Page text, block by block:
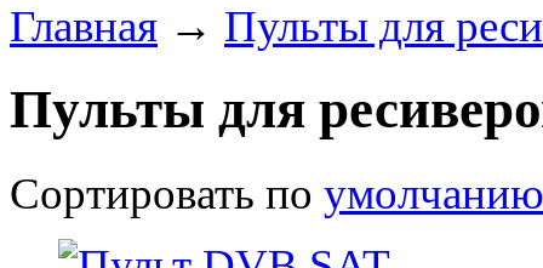
Главная → Пульты для
Пульты для
Сортировать по умолчанию